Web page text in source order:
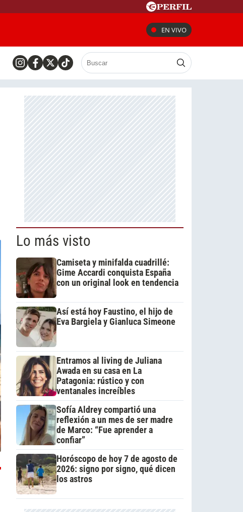
EN VIVO
Lo más visto
Camiseta y minifalda cuadrillé:
Gime Accardi conquista España
con un original look en tendencia
Así está hoy Faustino, el hijo de
Eva Bargiela y Gianluca Simeone
Entramos al living de Juliana
Awada en su casa en La
Patagonia: rústico y con
ventanales increíbles
Sofía Aldrey compartió una
reflexión a un mes de ser madre
de Marco: “Fue aprender a
confiar”
Horóscopo de hoy 7 de agosto de
2026: signo por signo, qué dicen
los astros